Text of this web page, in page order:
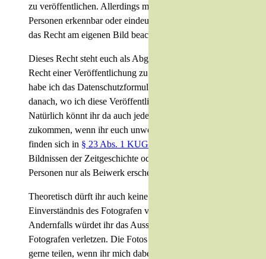
zu veröffentlichen. Allerdings muss ich, sofern
Personen erkennbar oder eindeutig identifizierbar sind,
das Recht am eigenen Bild beachten.
Dieses Recht steht euch als Abgebildete zu. Ihr habt das
Recht einer Veröffentlichung zu widersprechen. Dafür
habe ich das Datenschutzformular bei Buchung oder
danach, wo ich diese Veröffentlichung erfrage.
Natürlich könnt ihr da auch jederzeit auf mich
zukommen, wenn ihr euch unwohl fühlt. Ausnahmen
finden sich in § 23 Abs. 1 KUG
Bildnissen der Zeitgeschichte oder Fotos auf denen die
Personen nur als Beiwerk erscheinen.
Theoretisch dürft ihr auch keine Bilder ohne das
Einverständnis des Fotografen veröffentlichen.
Andernfalls würdet ihr das Ausschließlichkeitsrecht des
Fotografen verletzen. Die Fotos von mir dürft ihr sehr
gerne teilen, wenn ihr mich dabei nennt.